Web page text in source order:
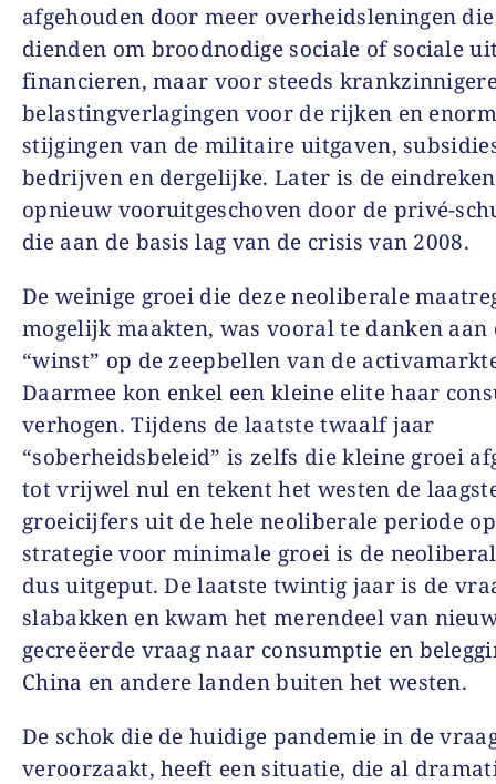
afgehouden door meer overheidsleningen
dienden om broodnodige sociale of sociale
financieren, maar voor steeds
belastingverlagingen voor de rijken en
stijgingen van de militaire uitgaven,
bedrijven en dergelijke. Later is de
opnieuw vooruitgeschoven door de privé-
die aan de basis lag van de crisis van 2008.
De weinige groei die deze neoliberale
mogelijk maakten, was vooral te danken aan
“winst” op de zeepbellen van de
Daarmee kon enkel een kleine elite haar
verhogen. Tijdens de laatste twaalf jaar
“soberheidsbeleid” is zelfs die kleine groei
tot vrijwel nul en tekent het westen de
groeicijfers uit de hele neoliberale periode
strategie voor minimale groei is de
dus uitgeput. De laatste twintig jaar is de
slabakken en kwam het merendeel van
gecreëerde vraag naar consumptie en
China en andere landen buiten het westen.
De schok die de huidige pandemie in de
veroorzaakt, heeft een situatie, die al